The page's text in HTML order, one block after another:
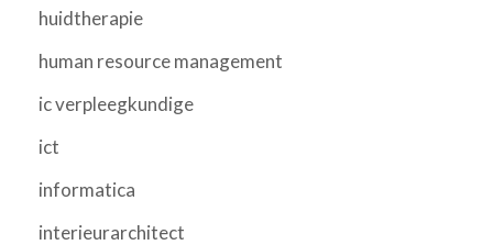
huidtherapie
human resource management
ic verpleegkundige
ict
informatica
interieurarchitect